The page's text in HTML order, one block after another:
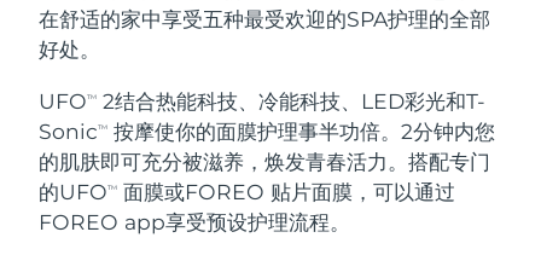
在舒适的家中享受五种最受欢迎的SPA护理的全部
好处。
UFOTM
2结合热能科技、冷能科技、LED彩光和T-
SonicTM
按摩使你的面膜护理事半功倍。2分钟内您
的肌肤即可充分被滋养，焕发青春活力。搭配专门
的UFOTM
面膜或FOREO 贴片面膜，可以通过
FOREO app享受预设护理流程。
Anti-aging massage
LUNA™ 4 Plus
Massage, LED heating
LUNA™ 4 Men
Microcurrent toning
BEAR™ 2 go
Microcurrent toning on-the-go
BEAR™ 2 eyes & lips
UFO™ 3 套装
Deep facial hydration
UFO™ 3 LED
issa™ 4
Hybrid silicone sonic toothbrush
FAQ™ 抗老护理
NEW
波斯尼亚和黑塞哥维那
文莱 预计送达日期8/14/26
保加利亚 预计送达日期 8/9/26
加拿大